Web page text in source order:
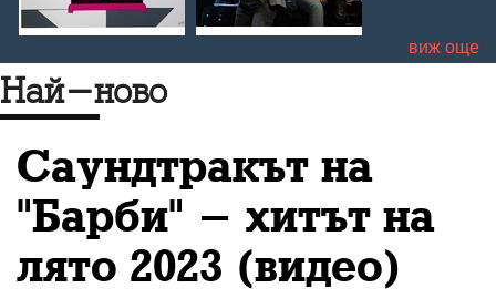
виж още
Най-ново
Саундтракът на
"Барби" - хитът на
лято 2023 (видео)